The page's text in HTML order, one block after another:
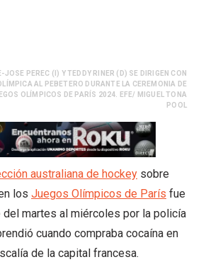
JOSE PEREC (I) Y TEDDY RINER (D) SE DIRIGEN CON
AL PEBETERO DURANTE LA CEREMONIA DE
OLÍMPICOS DE PARÍS 2024. EFE/ MIGUEL TONA
POOL
australiana de hockey sobre
los Juegos Olímpicos de París fue
del martes al miércoles por la policía
cuando compraba cocaína en
de la capital francesa.